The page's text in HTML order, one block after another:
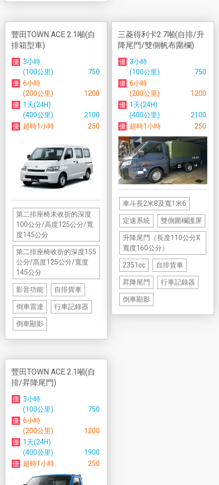
豐田TOWN ACE 2.1噸(自
排箱型車)
3小時
(100公里)
750
6小時
(200公里)
1200
1天(24H)
(400公里)
2100
超時1小時
250
第二排座椅未收折的深度
100公分/高度125公分/寬
度145公分
第二排座椅收折的深度155
公分/高度125公分/寬度
145公分
影音功能 自排貨車
倒車雷達 行車記錄器
倒車顯影
三菱得利卡2.7噸(自排/升
降尾門/雙側帆布圍欄)
3小時
(100公里)
750
6小時
(200公里)
1200
1天(24H)
(400公里)
2100
超時1小時
250
車斗長2米8及寬1米6
定速系統 雙側圍欄護屏
升降尾門（長度110公分X
寬度160公分）
2351cc 自排貨車
昇降尾門 行車記錄器
倒車顯影
豐田TOWN ACE 2.1噸(自
排/昇降尾門)
3小時
(100公里)
750
6小時
(200公里)
1200
1天(24H)
(400公里)
1900
超時1小時
250